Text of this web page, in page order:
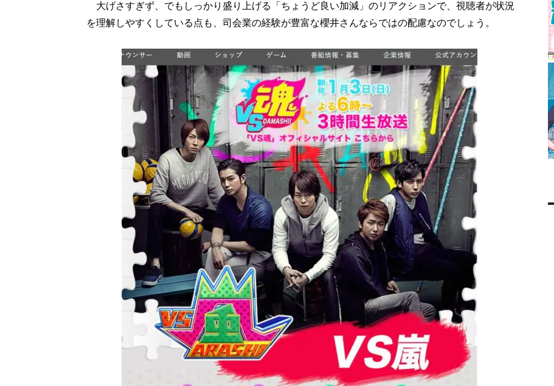
大げさすぎず、でもしっかり盛り上げる「ちょうど良い加減」のリアクションで、視聴者が状況
を理解しやすくしている点も、司会業の経験が豊富な櫻井さんならではの配慮なのでしょう。